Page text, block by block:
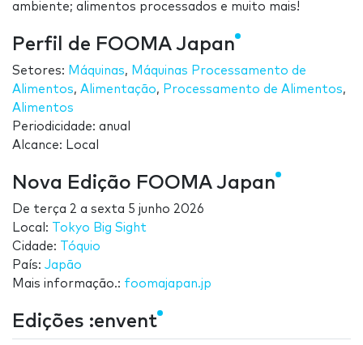
ambiente; alimentos processados e muito mais!
Perfil de FOOMA Japan
Setores: Máquinas, Máquinas Processamento de
Alimentos, Alimentação, Processamento de Alimentos,
Alimentos
Periodicidade: anual
Alcance: Local
Nova Edição FOOMA Japan
De terça 2 a sexta 5 junho 2026
Local:
Tokyo Big Sight
Cidade:
Tóquio
País: Japão
Mais informação.: foomajapan.jp
Edições :envent